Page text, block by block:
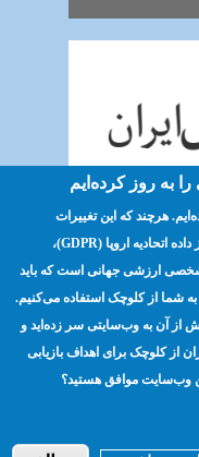
و سازماندهی
ترویج
خصوصی
به روز کرده‌ایم
هرچند که این تغییرات
تضمینی است بر پیروی از مقررات عمومی حافظت از داده اتحادیه اروپا (GDPR)،‌
شخصی ارزشی جهانی است که باید
به شما از کلوچک استفاده می‌کنیم.
از آن به وب‌سایتی سر زده‌اید و
از کلوچک برای اهداف بازیابی
وب‌سایت موافق هستید؟